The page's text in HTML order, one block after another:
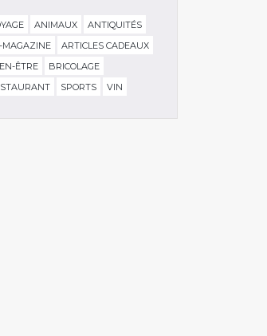
ANIMAUX
ANTIQUITÉS
MAGAZINE
ARTICLES CADEAUX
ÊTRE
BRICOLAGE
SPORTS VIN